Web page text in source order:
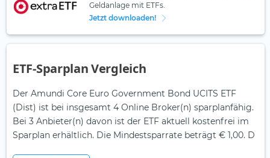
Geldanlage mit ETFs.
Jetzt downloaden!
ETF-Sparplan Vergleich
Der Amundi Core Euro Government Bond UCITS ETF
(Dist) ist bei insgesamt 4 Online Broker(n) sparplanfähig.
Bei 3 Anbieter(n) davon ist der ETF aktuell kostenfrei im
Sparplan erhältlich. Die Mindestsparrate beträgt € 1,00. D